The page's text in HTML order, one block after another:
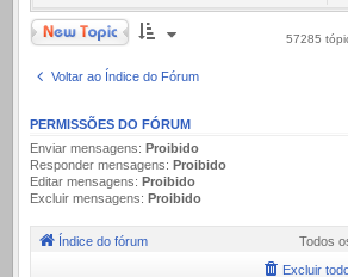
Novo Tópico
57285
Voltar ao Índice do Fórum
PERMISSÕES DO FÓRUM
Enviar mensagens: Proibido
Responder mensagens: Proibido
Editar mensagens: Proibido
Excluir mensagens: Proibido
Índice do fórum Todos
Excluir